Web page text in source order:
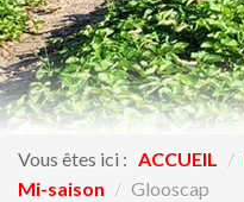
Vous êtes ici : ACCUEIL /
Mi-saison / Glooscap